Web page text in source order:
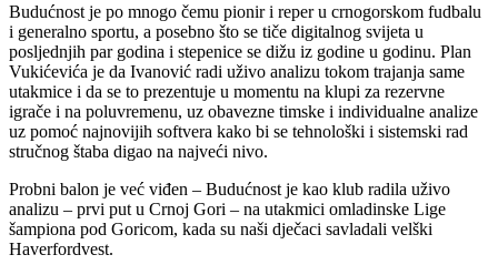
Budućnost je po mnogo čemu pionir i reper u crnogorskom fudbalu
i generalno sportu, a posebno što se tiče digitalnog svijeta u
posljednjih par godina i stepenice se dižu iz godine u godinu. Plan
Vukićevića je da Ivanović radi uživo analizu tokom trajanja same
utakmice i da se to prezentuje u momentu na klupi za rezervne
igrače i na poluvremenu, uz obavezne timske i individualne analize
uz pomoć najnovijih softvera kako bi se tehnološki i sistemski rad
stručnog štaba digao na najveći nivo.
Probni balon je već viđen – Budućnost je kao klub radila uživo
analizu – prvi put u Crnoj Gori – na utakmici omladinske Lige
šampiona pod Goricom, kada su naši dječaci savladali velški
Haverfordvest.